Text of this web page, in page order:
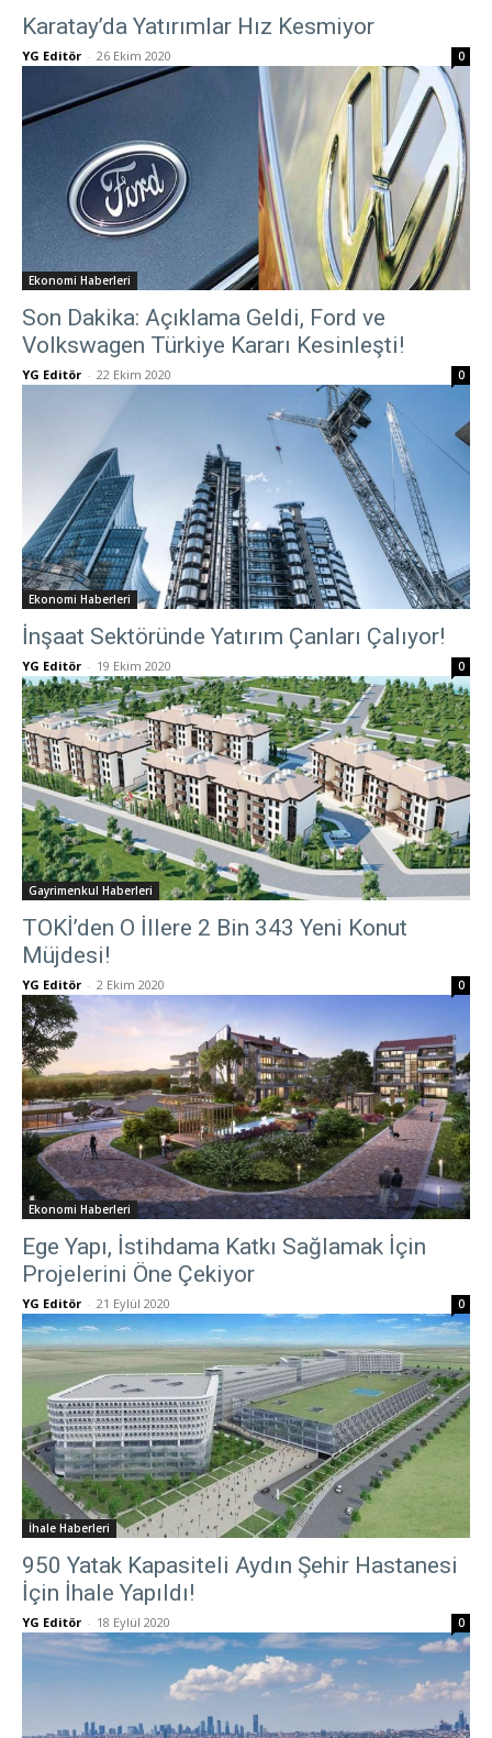
Karatay’da Yatırımlar Hız Kesmiyor
YG Editör - 26 Ekim 2020 0
Ekonomi Haberleri
Son Dakika: Açıklama Geldi, Ford ve
Volkswagen Türkiye Kararı Kesinleşti!
YG Editör - 22 Ekim 2020 0
Ekonomi Haberleri
İnşaat Sektöründe Yatırım Çanları Çalıyor!
YG Editör - 19 Ekim 2020 0
Gayrimenkul Haberleri
TOKİ’den O İllere 2 Bin 343 Yeni Konut
Müjdesi!
YG Editör - 2 Ekim 2020 0
Ekonomi Haberleri
Ege Yapı, İstihdama Katkı Sağlamak İçin
Projelerini Öne Çekiyor
YG Editör - 21 Eylül 2020 0
İhale Haberleri
950 Yatak Kapasiteli Aydın Şehir Hastanesi
İçin İhale Yapıldı!
YG Editör - 18 Eylül 2020 0